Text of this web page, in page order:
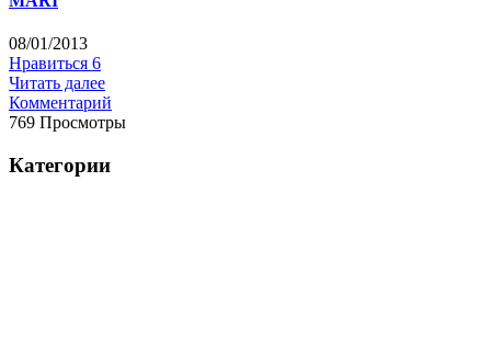
08/01/2013
Нравиться 6
Читать далее
Комментарий
769 Просмотры
Категории